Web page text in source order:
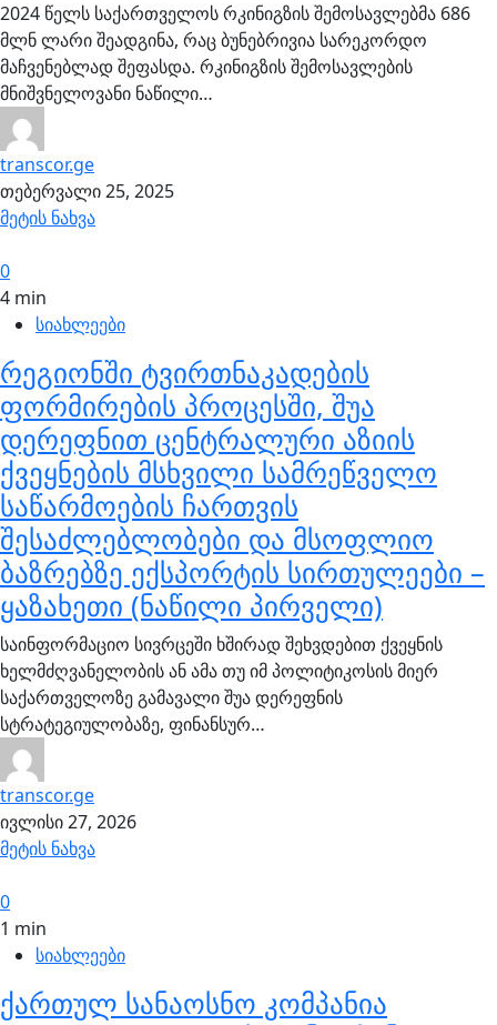
2024 წელს საქართველოს რკინიგზის შემოსავლებმა 686
მლნ ლარი შეადგინა, რაც ბუნებრივია სარეკორდო
მაჩვენებლად შეფასდა. რკინიგზის შემოსავლების
მნიშვნელოვანი ნაწილი…
transcor.ge
თებერვალი 25, 2025
მეტის ნახვა
0
4 min
სიახლეები
რეგიონში ტვირთნაკადების
ფორმირების პროცესში, შუა
დერეფნით ცენტრალური აზიის
ქვეყნების მსხვილი სამრეწველო
საწარმოების ჩართვის
შესაძლებლობები და მსოფლიო
ბაზრებზე ექსპორტის სირთულეები –
ყაზახეთი (ნაწილი პირველი)
საინფორმაციო სივრცეში ხშირად შეხვდებით ქვეყნის
ხელმძღვანელობის ან ამა თუ იმ პოლიტიკოსის მიერ
საქართველოზე გამავალი შუა დერეფნის
სტრატეგიულობაზე, ფინანსურ…
transcor.ge
ივლისი 27, 2026
მეტის ნახვა
0
1 min
სიახლეები
ქართულ სანაოსნო კომპანია